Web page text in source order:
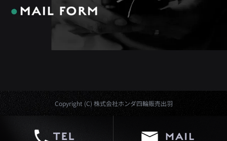
Copyright (C) 株式会社ホンダ四輪販売出羽